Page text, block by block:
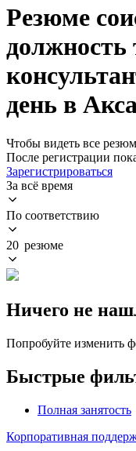
Резюме
должность
день в
Чтобы видеть все
После регистрации
Зарегистрироваться
За всё время
По соответствию
20 резюме
Ничего не
Попробуйте изменить
Быстрые
Полная занятость
Корпоративная